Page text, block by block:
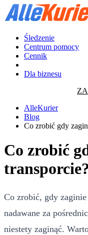
Śledzenie
Centrum pomocy
Cennik
Dla biznesu
AlleKurier
Blog
Co zrobić gdy
Co zrobić
transporcie?
Co zrobić, gdy
nadawane za
niestety zaginąć.